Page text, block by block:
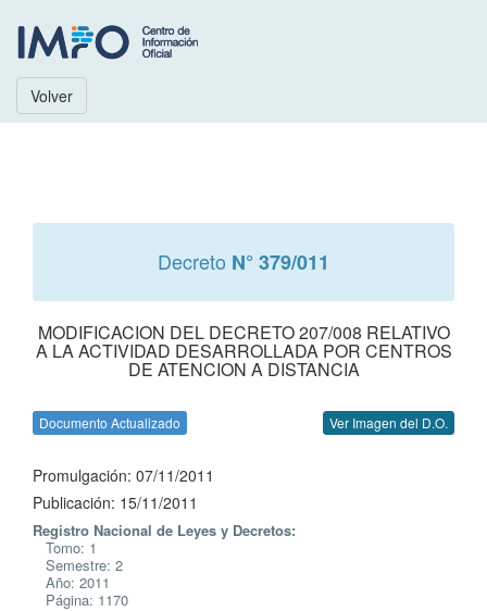
Volver
Decreto N° 379/011
MODIFICACION DEL DECRETO 207/008 RELATIVO
A LA ACTIVIDAD DESARROLLADA POR CENTROS
DE ATENCION A DISTANCIA
Documento Actualizado Ver Imagen del D.O.
Promulgación: 07/11/2011
Publicación: 15/11/2011
Registro Nacional de Leyes y Decretos:
Tomo: 1
Semestre: 2
Año: 2011
Página: 1170